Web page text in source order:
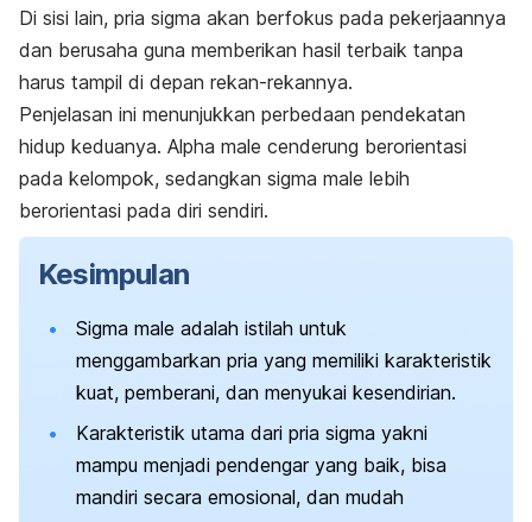
Di sisi lain, pria sigma akan berfokus pada pekerjaannya
dan berusaha guna memberikan hasil terbaik tanpa
harus tampil di depan rekan-rekannya.
Penjelasan ini menunjukkan perbedaan pendekatan
hidup keduanya. Alpha male cenderung berorientasi
pada kelompok, sedangkan sigma male lebih
berorientasi pada diri sendiri.
Kesimpulan
Sigma male adalah istilah untuk
menggambarkan pria yang memiliki karakteristik
kuat, pemberani, dan menyukai kesendirian.
Karakteristik utama dari pria sigma yakni
mampu menjadi pendengar yang baik, bisa
mandiri secara emosional, dan mudah